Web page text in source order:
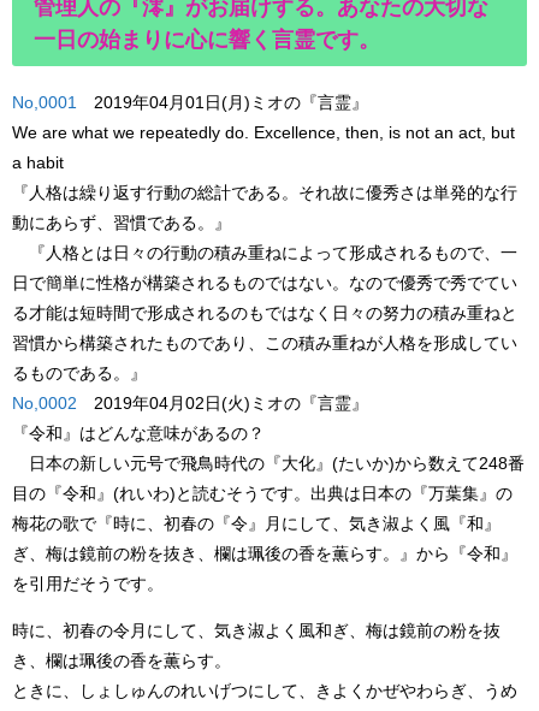
管理人の『澪』がお届けする。あなたの大切な
一日の始まりに心に響く言霊です。
No,0001
2019年04月01日(月)ミオの『言霊』
We are what we repeatedly do. Excellence, then, is not an act, but
a habit
『人格は繰り返す行動の総計である。それ故に優秀さは単発的な行
動にあらず、習慣である。』
『人格とは日々の行動の積み重ねによって形成されるもので、一
日で簡単に性格が構築されるものではない。なので優秀で秀でてい
る才能は短時間で形成されるのもではなく日々の努力の積み重ねと
習慣から構築されたものであり、この積み重ねが人格を形成してい
るものである。』
No,0002 2019年04月02日(火)ミオの『言霊』
『令和 』はどんな意味があるの？
日本の新しい元号で飛鳥時代の『大化』(たいか)から数えて248番
目の『令和 』(れいわ)と読むそうです。出典は日本の 『万葉集』 の
梅花の歌で 『時に、初春の『令 』月にして、気き淑よく風『和 』
ぎ、梅は鏡前の粉を抜き、欄は珮後の香を薫らす。』 から『令和 』
を引用だそうです。
時に、初春の令月にして、気き淑よく風和ぎ、梅は鏡前の粉を抜
き、欄は珮後の香を薫らす。
ときに、しょしゅんのれいげつにして、きよくかぜやわらぎ、うめ